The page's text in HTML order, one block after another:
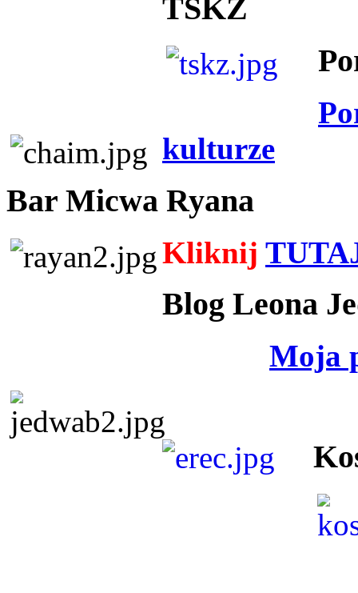
TSKZ
kulturze
Bar Micwa Ryana
Kliknij
Blog Leona
Moja